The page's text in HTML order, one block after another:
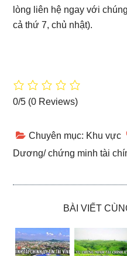
lòng liên hệ ngay với
cả thứ 7, chủ nhật).
0/5 (0 Reviews)
Chuyên mục: Khu vực
Dương/chứng minh tài
BÀI VIẾT